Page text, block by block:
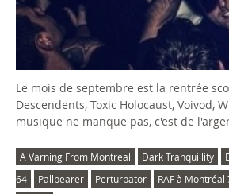
Le mois de septembre est la rentrée
Descendents, Toxic Holocaust, Voivod,
musique ne manque pas, c'est de
A Varning From Montreal Dark Tranquillity
64
Pallbearer Perturbator RAF à Montréal